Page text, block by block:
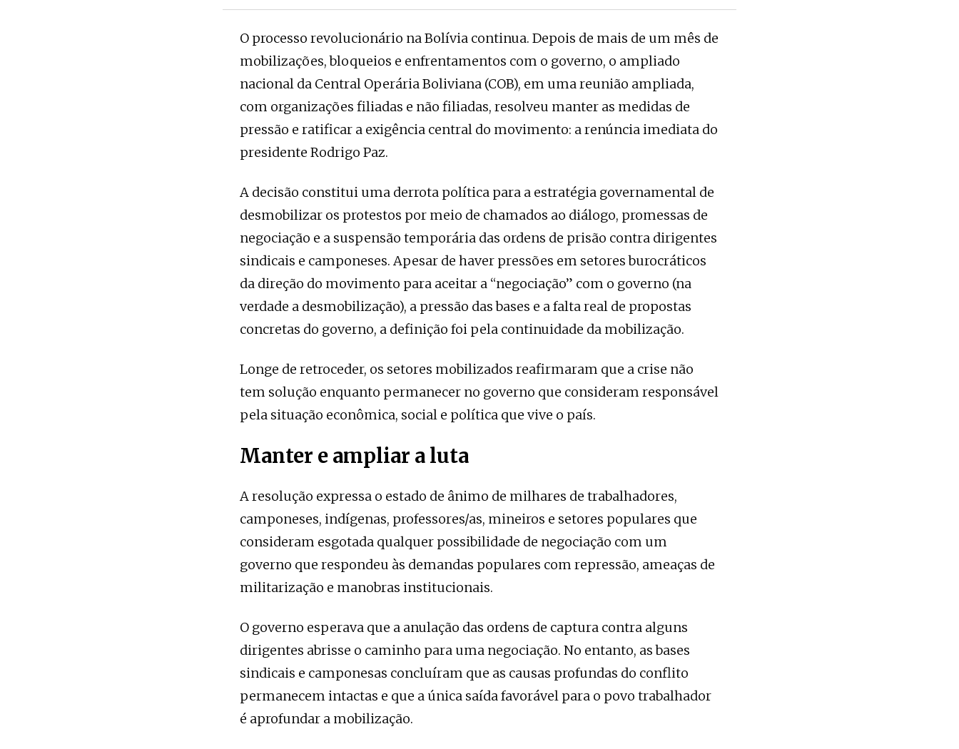
O processo revolucionário na Bolívia continua. Depois de mais de um mês de
mobilizações, bloqueios e enfrentamentos com o governo, o ampliado
nacional da Central Operária Boliviana (COB), em uma reunião ampliada,
com organizações filiadas e não filiadas, resolveu manter as medidas de
pressão e ratificar a exigência central do movimento: a renúncia imediata do
presidente Rodrigo Paz.
A decisão constitui uma derrota política para a estratégia governamental de
desmobilizar os protestos por meio de chamados ao diálogo, promessas de
negociação e a suspensão temporária das ordens de prisão contra dirigentes
sindicais e camponeses. Apesar de haver pressões em setores burocráticos
da direção do movimento para aceitar a “negociação” com o governo (na
verdade a desmobilização), a pressão das bases e a falta real de propostas
concretas do governo, a definição foi pela continuidade da mobilização.
Longe de retroceder, os setores mobilizados reafirmaram que a crise não
tem solução enquanto permanecer no governo que consideram responsável
pela situação econômica, social e política que vive o país.
Manter e ampliar a luta
A resolução expressa o estado de ânimo de milhares de trabalhadores,
camponeses, indígenas, professores/as, mineiros e setores populares que
consideram esgotada qualquer possibilidade de negociação com um
governo que respondeu às demandas populares com repressão, ameaças de
militarização e manobras institucionais.
O governo esperava que a anulação das ordens de captura contra alguns
dirigentes abrisse o caminho para uma negociação. No entanto, as bases
sindicais e camponesas concluíram que as causas profundas do conflito
permanecem intactas e que a única saída favorável para o povo trabalhador
é aprofundar a mobilização.